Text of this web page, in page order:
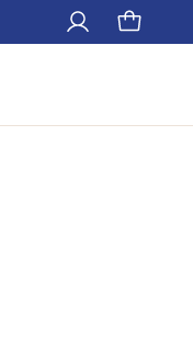
Il
mio
Pagina
carrello